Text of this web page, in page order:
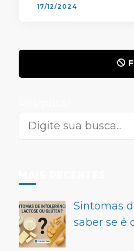
automóveis,
17/12/2024
Sintomas
saber se é